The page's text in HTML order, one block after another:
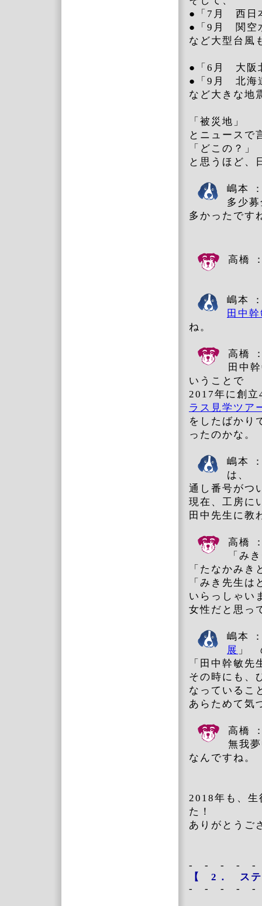
●「7月 西日
●「9月 関空
など大型台風
●「6月 大阪
●「9月 北海
など大きな地
「被災地」
とニュースで
「どこの？」
と思うほど、
嶋本
多少
多
高橋
嶋本
田中
ね。
高橋
田中
いうことで
2017年に創
ラス見学ツ
をしたばかり
ったのかな。
嶋本
は、
通し番号がつ
現在、工房に
田中先生に教
高橋
「み
「たなかみ
「みき先生
いらっしゃい
女性だと思っ
嶋本
展 」
「田中幹敏
その時にも、
なっているこ
あらためて気
高橋
無我
なんですね。
2018年も、生
た！
ありがとうご
- - - -
【
2． ステ
- - - -